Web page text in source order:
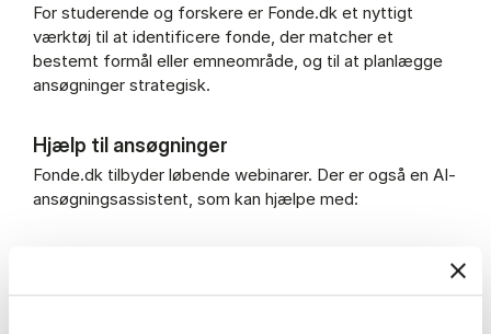
For studerende og forskere er Fonde.dk et nyttigt
værktøj til at identificere fonde, der matcher et
bestemt formål eller emneområde, og til at planlægge
ansøgninger strategisk.
Hjælp til ansøgninger
Fonde.dk tilbyder løbende webinarer. Der er også en AI-
ansøgningsassistent, som kan hjælpe med: